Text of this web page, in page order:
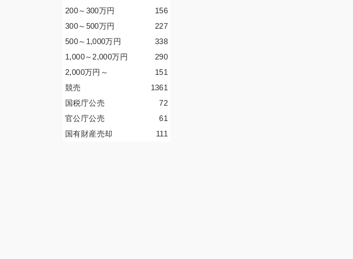
156
200～300万円
227
300～500万円
338
500～1,000万円
290
1,000～2,000万円
151
2,000万円 ～
1361
競売
72
国税庁公売
61
官公庁公売
111
国有財産売却